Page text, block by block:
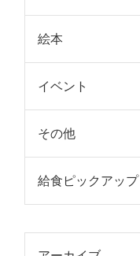
絵本
イベント
その他
給食ピックアップ